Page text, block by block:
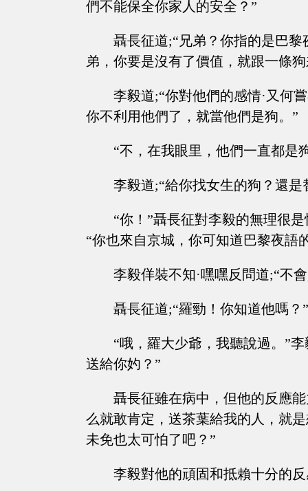
們不能保全你家人的安全？”
聶長征道;“兄弟？你指的是巴
弟，你要是沒有了價值，就跟一條
李毅道;“你對他們的感情·又何
你不利用他們了，就當他們是狗。”
“不，在我眼里，他們一直都是
李毅道;“給你找女生的狗？還是
“你！”聶長征對李毅的無理很
“你也來自京城，你可知道巴黎夜語
李毅佯裝不知·嘿嘿反問道;“不
聶長征道;“羅勁！你知道他嗎？”
“哦，羅大少爺，我聽說過。”
送給你妁？”
聶長征雖在病中，但他的反應
么就敢肯定，送茶葉給我的人，就
未免也太可怕了吧？”
李毅對他的頑固和抵賴十分的